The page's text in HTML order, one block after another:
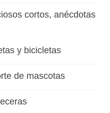
cortos, anécdotas
y bicicletas
de mascotas